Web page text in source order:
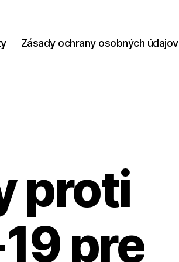
Zásady ochrany osobných údajov
proti
pre